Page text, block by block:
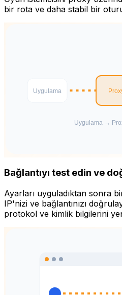
bir rota ve daha stabil bir
Bağlantıyı test edin ve
Ayarları uyguladıktan sonra
IP'nizi ve bağlantınızı
protokol ve kimlik bilgilerini